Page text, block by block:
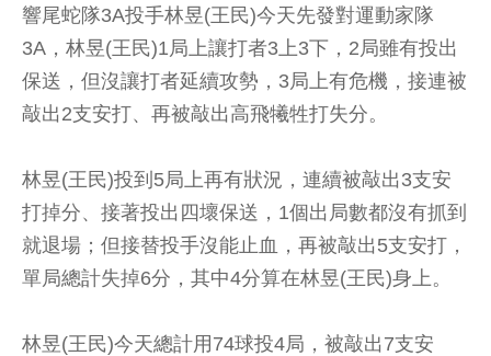
響尾蛇隊3A投手林昱(王民)今天先發對運動家隊
3A，林昱(王民)1局上讓打者3上3下，2局雖有投出
保送，但沒讓打者延續攻勢，3局上有危機，接連被
敲出2支安打、再被敲出高飛犧牲打失分。
林昱(王民)投到5局上再有狀況，連續被敲出3支安
打掉分、接著投出四壞保送，1個出局數都沒有抓到
就退場；但接替投手沒能止血，再被敲出5支安打，
單局總計失掉6分，其中4分算在林昱(王民)身上。
林昱(王民)今天總計用74球投4局，被敲出7支安